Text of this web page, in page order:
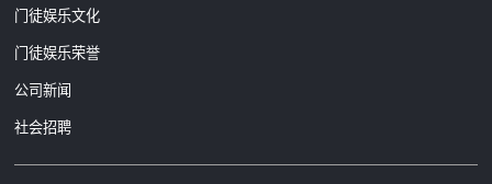
门徒娱乐文化
门徒娱乐荣誉
公司新闻
社会招聘